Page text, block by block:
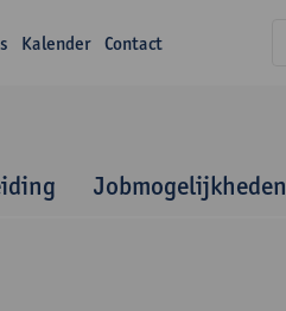
Kalender Contact
Jobmogelijkheden